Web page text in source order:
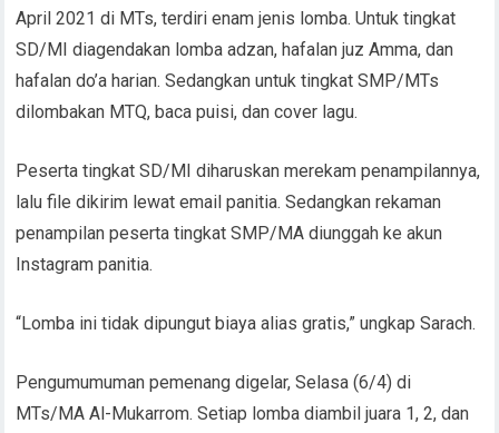
April 2021 di MTs, terdiri enam jenis lomba. Untuk tingkat
SD/MI diagendakan lomba adzan, hafalan juz Amma, dan
hafalan do’a harian. Sedangkan untuk tingkat SMP/MTs
dilombakan MTQ, baca puisi, dan cover lagu.
Peserta tingkat SD/MI diharuskan merekam penampilannya,
lalu file dikirim lewat email panitia. Sedangkan rekaman
penampilan peserta tingkat SMP/MA diunggah ke akun
Instagram panitia.
“Lomba ini tidak dipungut biaya alias gratis,” ungkap Sarach.
Pengumumuman pemenang digelar, Selasa (6/4) di
MTs/MA Al-Mukarrom. Setiap lomba diambil juara 1, 2, dan